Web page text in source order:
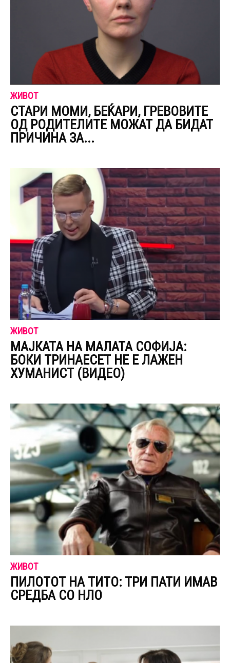
ЖИВОТ
СТАРИ МОМИ, БЕЌАРИ, ГРЕВОВИТЕ
ОД РОДИТЕЛИТЕ МОЖАТ ДА БИДАТ
ПРИЧИНА ЗА...
ЖИВОТ
МАЈКАТА НА МАЛАТА СОФИЈА:
БОКИ ТРИНАЕСЕТ НЕ Е ЛАЖЕН
ХУМАНИСТ (ВИДЕО)
ЖИВОТ
ПИЛОТОТ НА ТИТО: ТРИ ПАТИ ИМАВ
СРЕДБА СО НЛО